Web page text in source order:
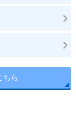
ちら